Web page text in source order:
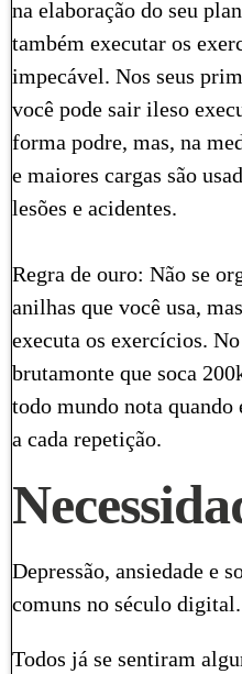
na elaboração do seu
também executar os
impecável. Nos seus
você pode sair ileso
forma podre, mas, na
e maiores cargas são
lesões e acidentes.
Regra de ouro: Não se
anilhas que você usa,
executa os exercícios.
brutamonte que soca
todo mundo nota
a cada repetição.
Depressão, ansiedade e
comuns no século digital.
Todos já se sentiram